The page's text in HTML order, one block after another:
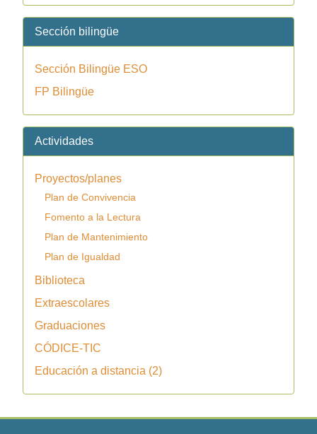
Sección bilingüe
Sección Bilingüe ESO
FP Bilingüe
Actividades
Proyectos/planes
Plan de Convivencia
Fomento a la Lectura
Plan de Mantenimiento
Plan de Igualdad
Biblioteca
Extraescolares
Graduaciones
CÓDICE-TIC
Educación a distancia (2)